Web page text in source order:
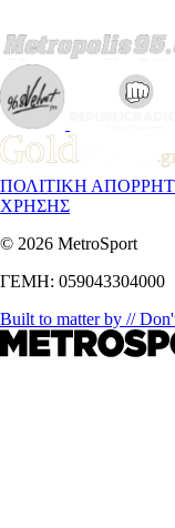
ΠΟΛΙΤΙΚΗ
ΧΡΗΣΗΣ
© 2026 MetroSport
ΓΕΜΗ: 059043304000
Built to matter by //